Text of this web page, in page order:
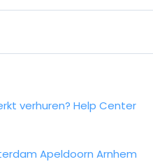
verhuren? Help Center
Apeldoorn Arnhem